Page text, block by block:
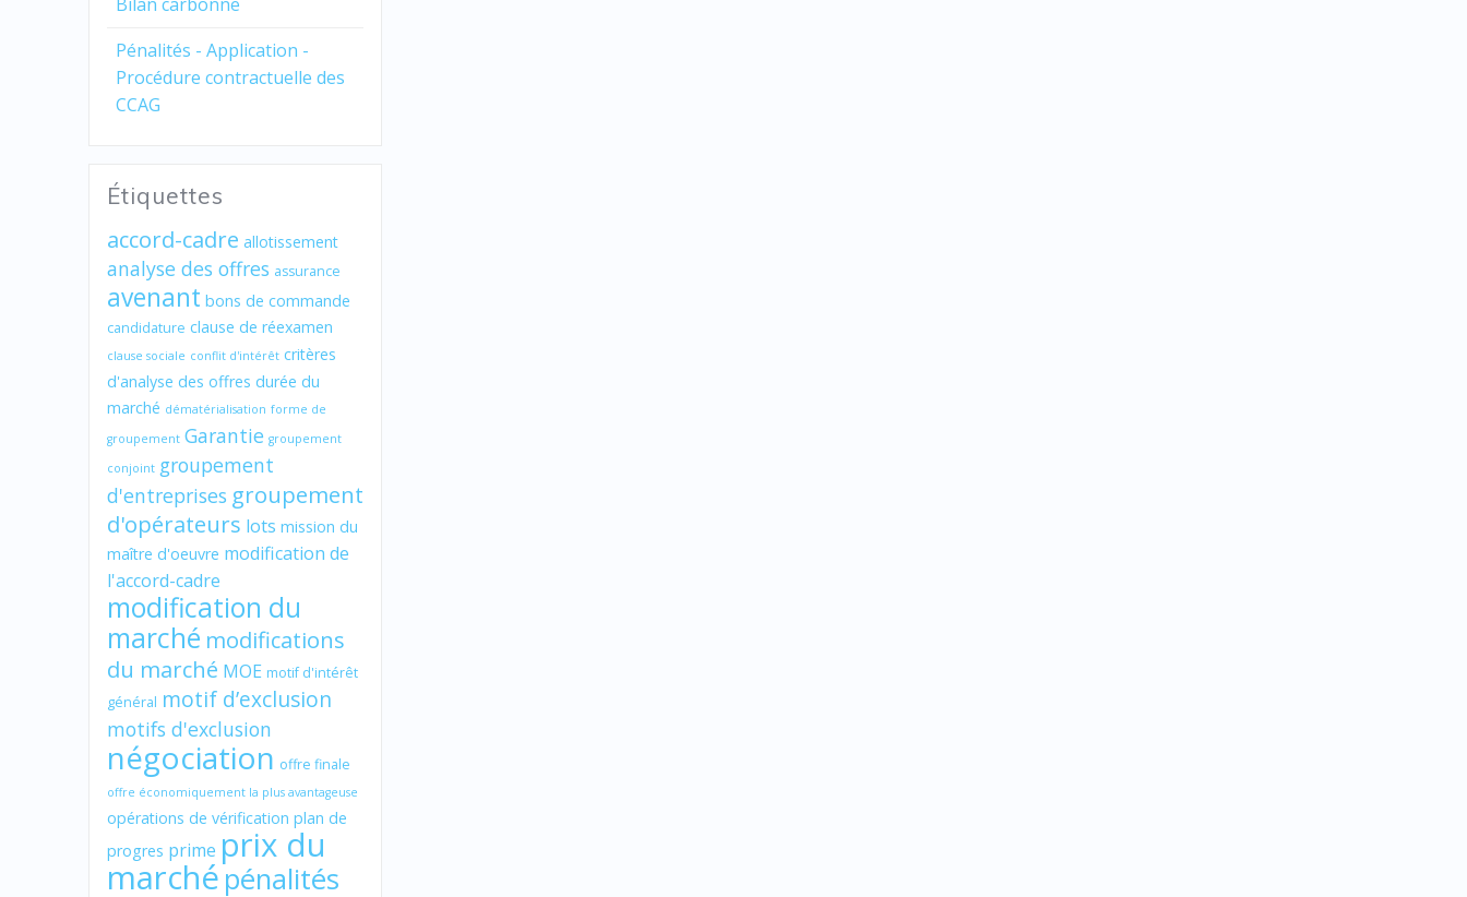
Pénalités - Application -
Procédure contractuelle des
CCAG
Étiquettes
accord-cadre allotissement
analyse des offres assurance
avenant bons de commande
candidature clause de réexamen
clause sociale conflit d'intérêt critères
d'analyse des offres durée du
marché dématérialisation forme de
groupement Garantie groupement
conjoint groupement
d'entreprises groupement
d'opérateurs lots mission du
maître d'oeuvre modification de
l'accord-cadre
modification du
marché modifications
du marché MOE motif d'intérêt
général motif d’exclusion
motifs d'exclusion
négociation offre finale
offre économiquement la plus avantageuse
opérations de vérification plan de
progres prime prix du
marché pénalités